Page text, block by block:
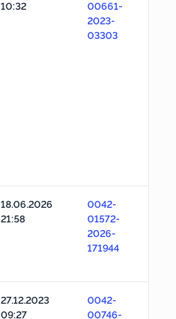
10:32
00661-
2023-
03303
18.06.2026
21:58
0042-
01572-
2026-
171944
27.12.2023
09:27
0042-
00746-